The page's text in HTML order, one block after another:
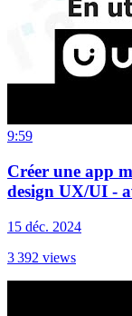
9:59
Créer une app
design UX/UI -
15 déc. 2024
3 392 views